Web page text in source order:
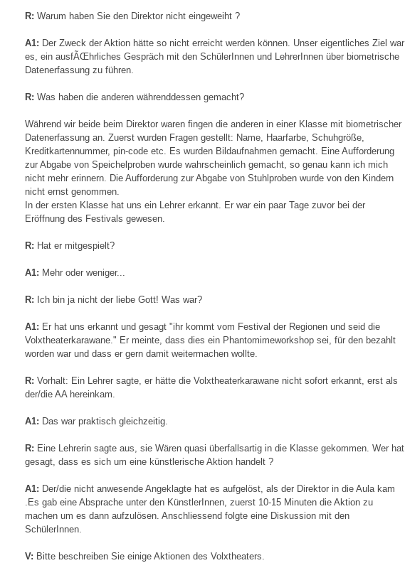
R: Warum haben Sie den Direktor nicht eingeweiht ?
A1: Der Zweck der Aktion hätte so nicht erreicht werden können. Unser eigentliches Ziel war
es, ein ausfÃŒhrliches Gespräch mit den SchülerInnen und LehrerInnen über biometrische
Datenerfassung zu führen.
R: Was haben die anderen währenddessen gemacht?
Während wir beide beim Direktor waren fingen die anderen in einer Klasse mit biometrischer
Datenerfassung an. Zuerst wurden Fragen gestellt: Name, Haarfarbe, Schuhgröße,
Kreditkartennummer, pin-code etc. Es wurden Bildaufnahmen gemacht. Eine Aufforderung
zur Abgabe von Speichelproben wurde wahrscheinlich gemacht, so genau kann ich mich
nicht mehr erinnern. Die Aufforderung zur Abgabe von Stuhlproben wurde von den Kindern
nicht ernst genommen.
In der ersten Klasse hat uns ein Lehrer erkannt. Er war ein paar Tage zuvor bei der
Eröffnung des Festivals gewesen.
R: Hat er mitgespielt?
A1: Mehr oder weniger...
R: Ich bin ja nicht der liebe Gott! Was war?
A1: Er hat uns erkannt und gesagt "ihr kommt vom Festival der Regionen und seid die
Volxtheaterkarawane." Er meinte, dass dies ein Phantomimeworkshop sei, für den bezahlt
worden war und dass er gern damit weitermachen wollte.
R: Vorhalt: Ein Lehrer sagte, er hätte die Volxtheaterkarawane nicht sofort erkannt, erst als
der/die AA hereinkam.
A1: Das war praktisch gleichzeitig.
R: Eine Lehrerin sagte aus, sie Wären quasi überfallsartig in die Klasse gekommen. Wer hat
gesagt, dass es sich um eine künstlerische Aktion handelt ?
A1: Der/die nicht anwesende Angeklagte hat es aufgelöst, als der Direktor in die Aula kam
.Es gab eine Absprache unter den KünstlerInnen, zuerst 10-15 Minuten die Aktion zu
machen um es dann aufzulösen. Anschliessend folgte eine Diskussion mit den
SchülerInnen.
V: Bitte beschreiben Sie einige Aktionen des Volxtheaters.